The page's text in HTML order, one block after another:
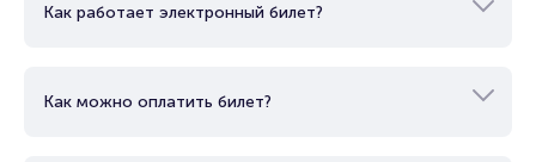
Как работает электронный билет?
Как можно оплатить билет?